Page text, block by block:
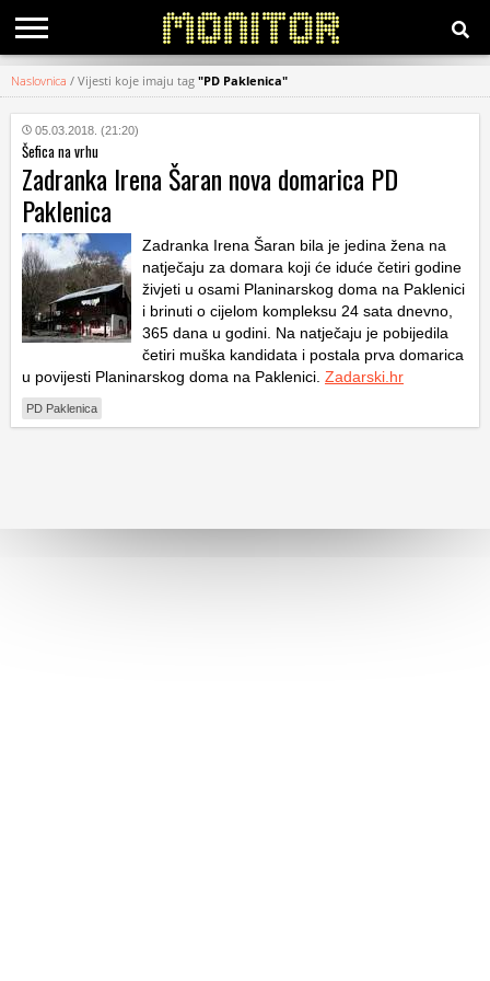
KATEGORIJE
HRVATSKI
WEB
Naslovnica / Vijesti koje imaju tag "PD Paklenica"
05.03.2018. (21:20)
Šefica na vrhu
Zadranka Irena Šaran nova domarica PD
Paklenica
Zadranka Irena Šaran bila je jedina žena na
natječaju za domara koji će iduće četiri godine
živjeti u osami Planinarskog doma na Paklenici
i brinuti o cijelom kompleksu 24 sata dnevno,
365 dana u godini. Na natječaju je pobijedila
četiri muška kandidata i postala prva domarica
u povijesti Planinarskog doma na Paklenici. Zadarski.hr
PD Paklenica